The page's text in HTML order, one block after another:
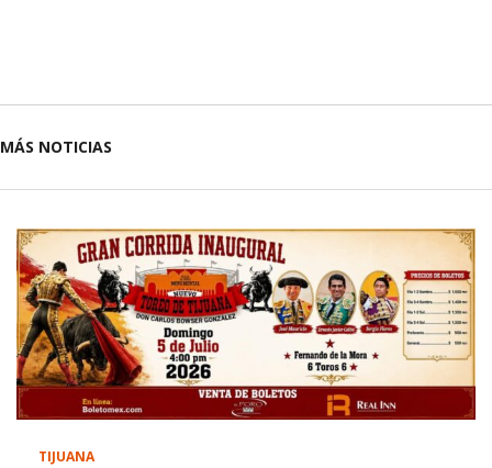
MÁS NOTICIAS
TIJUANA